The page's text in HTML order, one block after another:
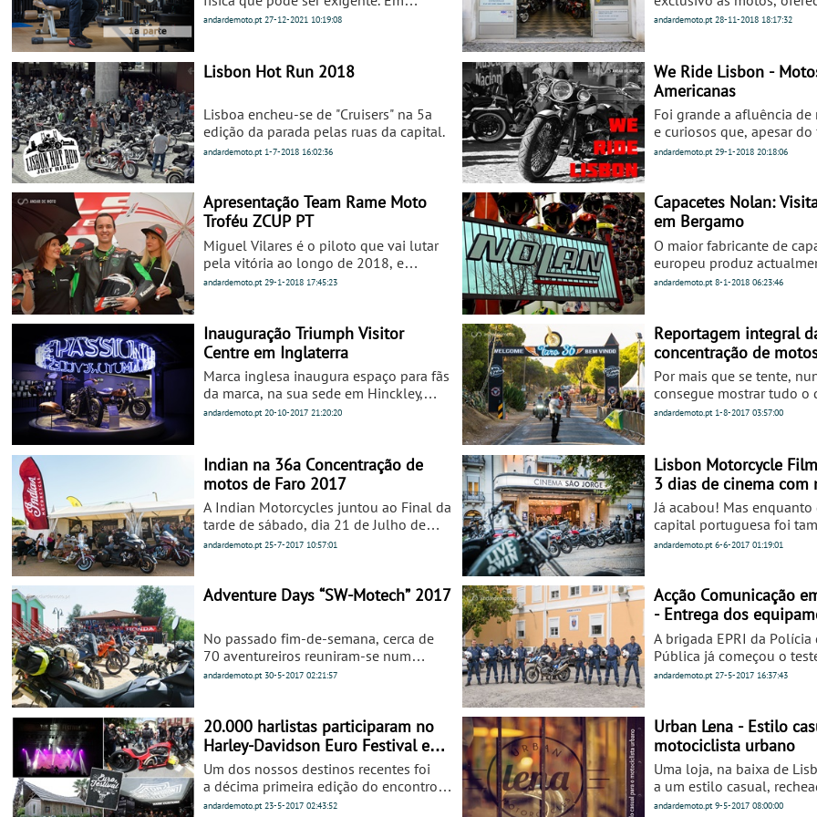
parceria com o Miguel Silva da clínica
condição física para andar de moto.
andardemoto.pt27-12-2021 10:19:08
serviços de manutenção e
andardemoto.pt28-11-2018 18:17:32
Lisbon Hot Run 2018
Lisboa encheu-se de "Cruisers" na 5a
edição da parada pelas ruas da capital.
andardemoto.pt 1-7-2018 16:02:36
We Ride Lisbon -
Americanas
Foi grande a afluência
e curiosos que, apesar
ao Museu dos Coches de
atenção para a realidade
nacional.
andardemoto.pt29-1-2018 20:18:06
Apresentação Team Rame Moto
Troféu ZCUP PT
Miguel Vilares é o piloto que vai lutar
pela vitória ao longo de 2018, e
defender o nome do concessionário
andardemoto.pt29-1-2018 17:45:23
Capacetes Nolan:
em Bergamo
O maior fabricante de
europeu produz
400.000 capacetes por
andardemoto.pt8-1-2018 06:23:46
Inauguração Triumph Visitor
Centre em Inglaterra
Marca inglesa inaugura espaço para fãs
da marca, na sua sede em Hinckley,
para comemorar 115 anos de
andardemoto.pt20-10-2017 21:20:20
Reportagem integral
concentração de
2017
Por mais que se tente,
consegue mostrar tudo o
no Vale das Almas. Pela
andardemoto.pt 1-8-2017 03:57:00
Indian na 36a Concentração de
motos de Faro 2017
A Indian Motorcycles juntou ao Final da
tarde de sábado, dia 21 de Julho de
2017, em pleno recinto da
antiga marca de motos americana.
andardemoto.pt25-7-2017 10:57:01
Lisbon Motorcycle
3 dias de cinema com
Já acabou! Mas enquanto
capital portuguesa foi
da cultura motociclistica.
andardemoto.pt6-6-2017 01:19:01
Adventure Days “SW-Motech” 2017
No passado fim-de-semana, cerca de
70 aventureiros reuniram-se num
incontornável evento para motos de
andardemoto.pt30-5-2017 02:21:57
Acção Comunicação
- Entrega dos
Midland e Nau à PSP
A brigada EPRI da Polícia
Pública já começou o
duração aos
andardemoto.pt27-5-2017 16:37:43
20.000 harlistas participaram no
Harley-Davidson Euro Festival em
Grimaud - Saint-Tropez. E o
andardemoto esteve lá para ver!
Um dos nossos destinos recentes foi
a décima primeira edição do encontro
que se realiza anualmente em Port
andardemoto.pt23-5-2017 02:43:52
Urban Lena - Estilo
motociclista urbano
Uma loja, na baixa de
a um estilo casual,
gosto e com uma variada
andardemoto.pt9-5-2017 08:00:00